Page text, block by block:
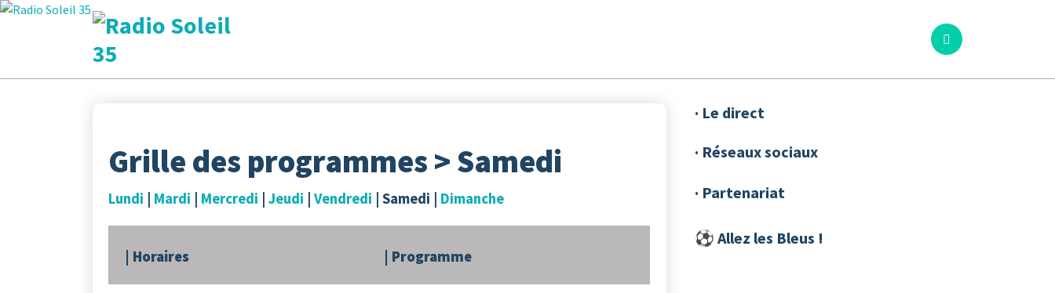
Aller
Grille des programmes > Samedi
Lundi Mardi Mercredi Jeudi Vendredi | Samedi | Dimanche
| Horaires | Programme
· Le direct
· Réseaux sociaux
· Partenariat
⚽︎ Allez les Bleus !